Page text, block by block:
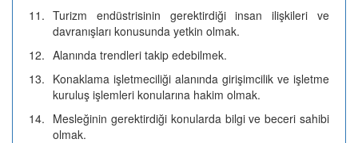
11. Turizm endüstrisinin gerektirdiği insan ilişkileri ve
davranışları konusunda yetkin olmak.
12. Alanında trendleri takip edebilmek.
13. Konaklama işletmeciliği alanında girişimcilik ve işletme
kuruluş işlemleri konularına hakim olmak.
14. Mesleğinin gerektirdiği konularda bilgi ve beceri sahibi
olmak.